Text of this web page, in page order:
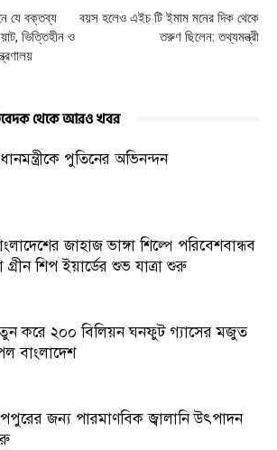
যে বক্তব্য
ভিত্তিহীন ও
বয়স হলেও এইচ টি ইমাম মনের দিক থেকে
তরুণ ছিলেন: তথ্যমন্ত্রী
থেকে আরও খবর
পুতিনের অভিনন্দন
জাহাজ ভাঙ্গা শিল্পে পরিবেশবান্ধব
গ্রীন শিপ ইয়ার্ডের শুভ যাত্রা শুরু
করে ২০০ বিলিয়ন ঘনফুট গ্যাসের মজুত
বাংলাদেশ
জন্য পারমাণবিক জ্বালানি উৎপাদন